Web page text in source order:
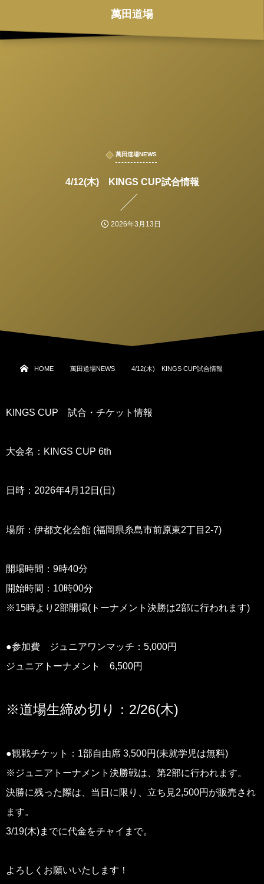
萬田道場
萬田道場NEWS
4/12(木) KINGS CUP試合情報
2026年3月13日
HOME 萬田道場NEWS 4/12(木) KINGS CUP試合情報
KINGS CUP 試合・チケット情報
大会名：KINGS CUP 6th
日時：2026年4月12日(日)
場所：伊都文化会館 (福岡県糸島市前原東2丁目2-7)
開場時間：9時40分
開始時間：10時00分
※15時より2部開場(トーナメント決勝は2部に行われます)
●参加費 ジュニアワンマッチ：5,000円
ジュニアトーナメント 6,500円
※道場生締め切り：2/26(木)
●観戦チケット：1部自由席 3,500円(未就学児は無料)
※ジュニアトーナメント決勝戦は、第2部に行われます。
決勝に残った際は、当日に限り、立ち見2,500円が販売され
ます。
3/19(木)までに代金をチャイまで。
よろしくお願いいたします！